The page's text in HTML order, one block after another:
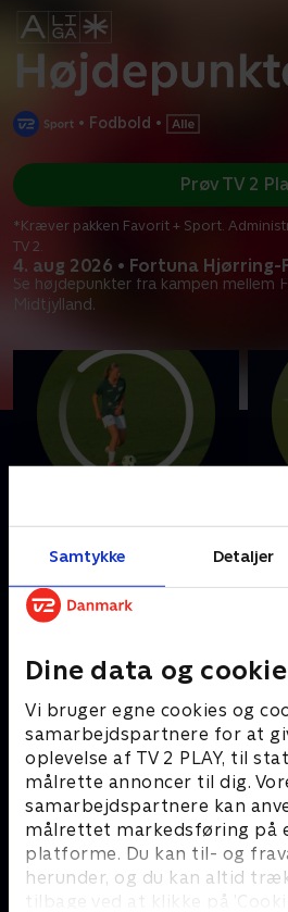
Samtykke Detaljer
Dine data og
Vi bruger egne cookies og
samarbejdspartnere for at
oplevelse af TV 2 PLAY, til
målrette annoncer til dig.
samarbejdspartnere kan
målrettet markedsføring på
platforme. Du kan til- og
herunder, og du kan altid
tilbage ved at klikke på
• Fodbold •
4. aug 2026 • Fortuna Hjørring-
Se højdepunkter fra kampen mellem
Midtjylland.
Prøv TV 2
*Kræver pakken Favorit + Sport.
TV 2.
mellem Fortuna Hjørring og FC
Midtjylland.
4. august 2026 • 5 min
Se
Andre så også